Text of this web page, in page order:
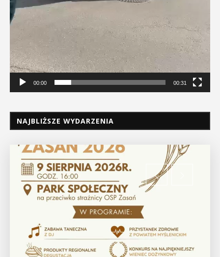
00:00 00:31
NAJBLIŻSZE WYDARZENIA